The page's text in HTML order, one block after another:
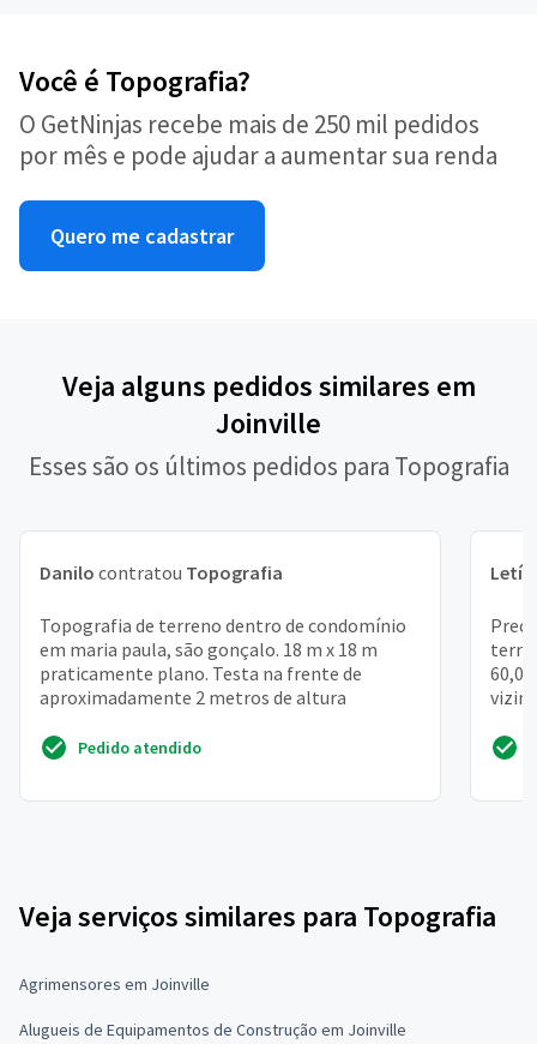
Você é Topografia?
O GetNinjas recebe mais de 250 mil pedidos
por mês e pode ajudar a aumentar sua renda
Quero me cadastrar
Veja alguns pedidos similares em
Joinville
Esses são os últimos pedidos para Topografia
Danilo contratou Topografia
Topografia de terreno dentro de condomínio
em maria paula, são gonçalo. 18 m x 18 m
praticamente plano. Testa na frente de
aproximadamente 2 metros de altura
Pedido atendido
Veja serviços similares para Topografia
Agrimensores em Joinville
Alugueis de Equipamentos de Construção em Joinville